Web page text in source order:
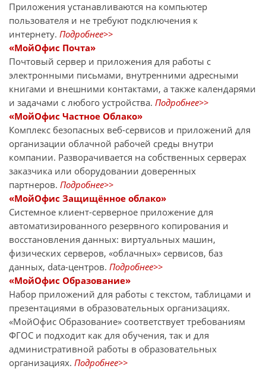
Приложения устанавливаются на компьютер
пользователя и не требуют подключения к
интернету. Подробнее>>
«МойОфис Почта»
Почтовый сервер и приложения для работы с
электронными письмами, внутренними адресными
книгами и внешними контактами, а также календарями
и задачами с любого устройства. Подробнее>>
«МойОфис Частное Облако»
Комплекс безопасных веб-сервисов и приложений для
организации облачной рабочей среды внутри
компании. Разворачивается на собственных серверах
заказчика или оборудовании доверенных
партнеров. Подробнее>>
«МойОфис Защищённое облако»
Системное клиент-серверное приложение для
автоматизированного резервного копирования и
восстановления данных: виртуальных машин,
физических серверов, «облачных» сервисов, баз
данных, data-центров. Подробнее>>
«МойОфис Образование»
Набор приложений для работы с текстом, таблицами и
презентациями в образовательных организациях.
«МойОфис Образование» соответствует требованиям
ФГОС и подходит как для обучения, так и для
административной работы в образовательных
организациях. Подробнее>>